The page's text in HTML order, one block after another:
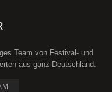
Team von Festival- und
aus ganz Deutschland.